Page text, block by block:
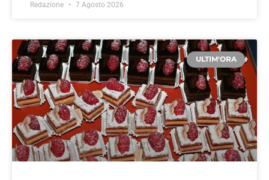
Redazione 7 Agosto 2026
ULTIM'ORA